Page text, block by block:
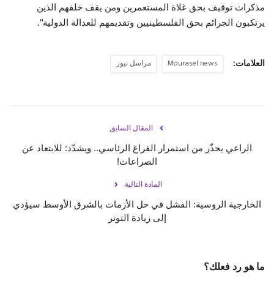
مذكرات توقيف بحق غلاة المستعمرين ومن يقف خلفهم الذين
يرتكبون الجرائم بحق الفلسطينيين وتقديمهم للعدالة الدولية".
العلامات: Mourasel news مراسل نيوز
المقال السابق
الراعي يحذّر من استمرار الفراغ الرئاسي.. ويشدّد: للابتعاد عن
الصراعات!
المادة التالية
الخارجية الروسية: الفشل في حل الأزمات بالشرق الأوسط سيؤدي
إلى زيادة التوتر
ما هو رد فعلك؟